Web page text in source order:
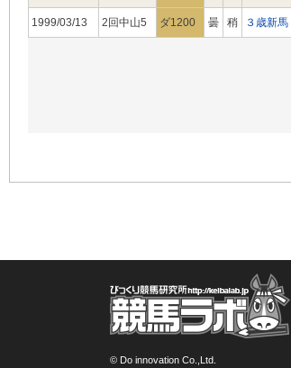
1999/03/13 2回中山5 ダ1200 曇 稍 ３歳新馬
© Do innovation Co.,Ltd.